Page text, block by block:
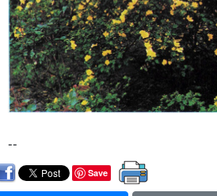
--
Save